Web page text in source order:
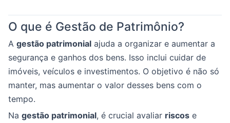
O que é Gestão de Patrimônio?
A gestão patrimonial ajuda a organizar e aumentar a
segurança e ganhos dos bens. Isso inclui cuidar de
imóveis, veículos e investimentos. O objetivo é não só
manter, mas aumentar o valor desses bens com o
tempo.
Na gestão patrimonial, é crucial avaliar riscos e